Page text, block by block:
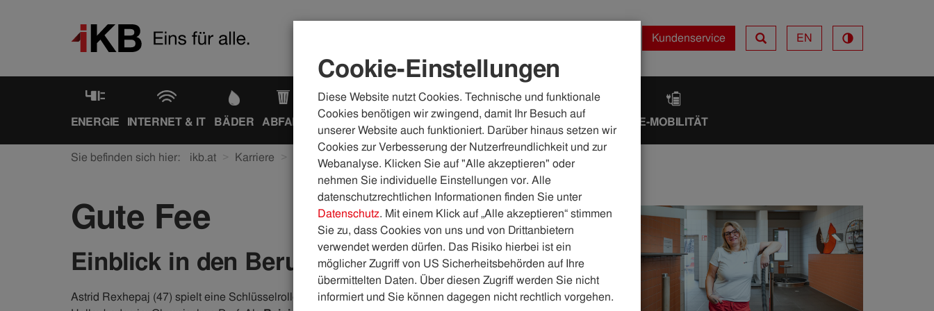
Kundenservice EN
ENERGIE INTERNET & IT BÄDER ABFALL WASSER & ABWASSER KÄLTE & WÄRME PHOTOVOLTAIK E-MOBILITÄT
Sie befinden sich hier: ikb.at Karriere Einblicke Gute Fee
Gute Fee
Einblick in den Berufsalltag der Bäder
Astrid Rexhepaj (47) spielt eine Schlüsselrolle auf der vielseitigen und unterhaltsamen Bühne des IKB-
Cookie-Einstellungen
Diese Website nutzt Cookies. Technische und funktionale
Cookies benötigen wir zwingend, damit Ihr Besuch auf
unserer Website auch funktioniert. Darüber hinaus setzen wir
Cookies zur Verbesserung der Nutzerfreundlichkeit und zur
Webanalyse. Klicken Sie auf "Alle akzeptieren" oder
nehmen Sie individuelle Einstellungen vor. Alle
datenschutzrechtlichen Informationen finden Sie unter
Datenschutz. Mit einem Klick auf „Alle akzeptieren“ stimmen
Sie zu, dass Cookies von uns und von Drittanbietern
verwendet werden dürfen. Das Risiko hierbei ist ein
möglicher Zugriff von US Sicherheitsbehörden auf Ihre
übermittelten Daten. Über diesen Zugriff werden Sie nicht
informiert und Sie können dagegen nicht rechtlich vorgehen.